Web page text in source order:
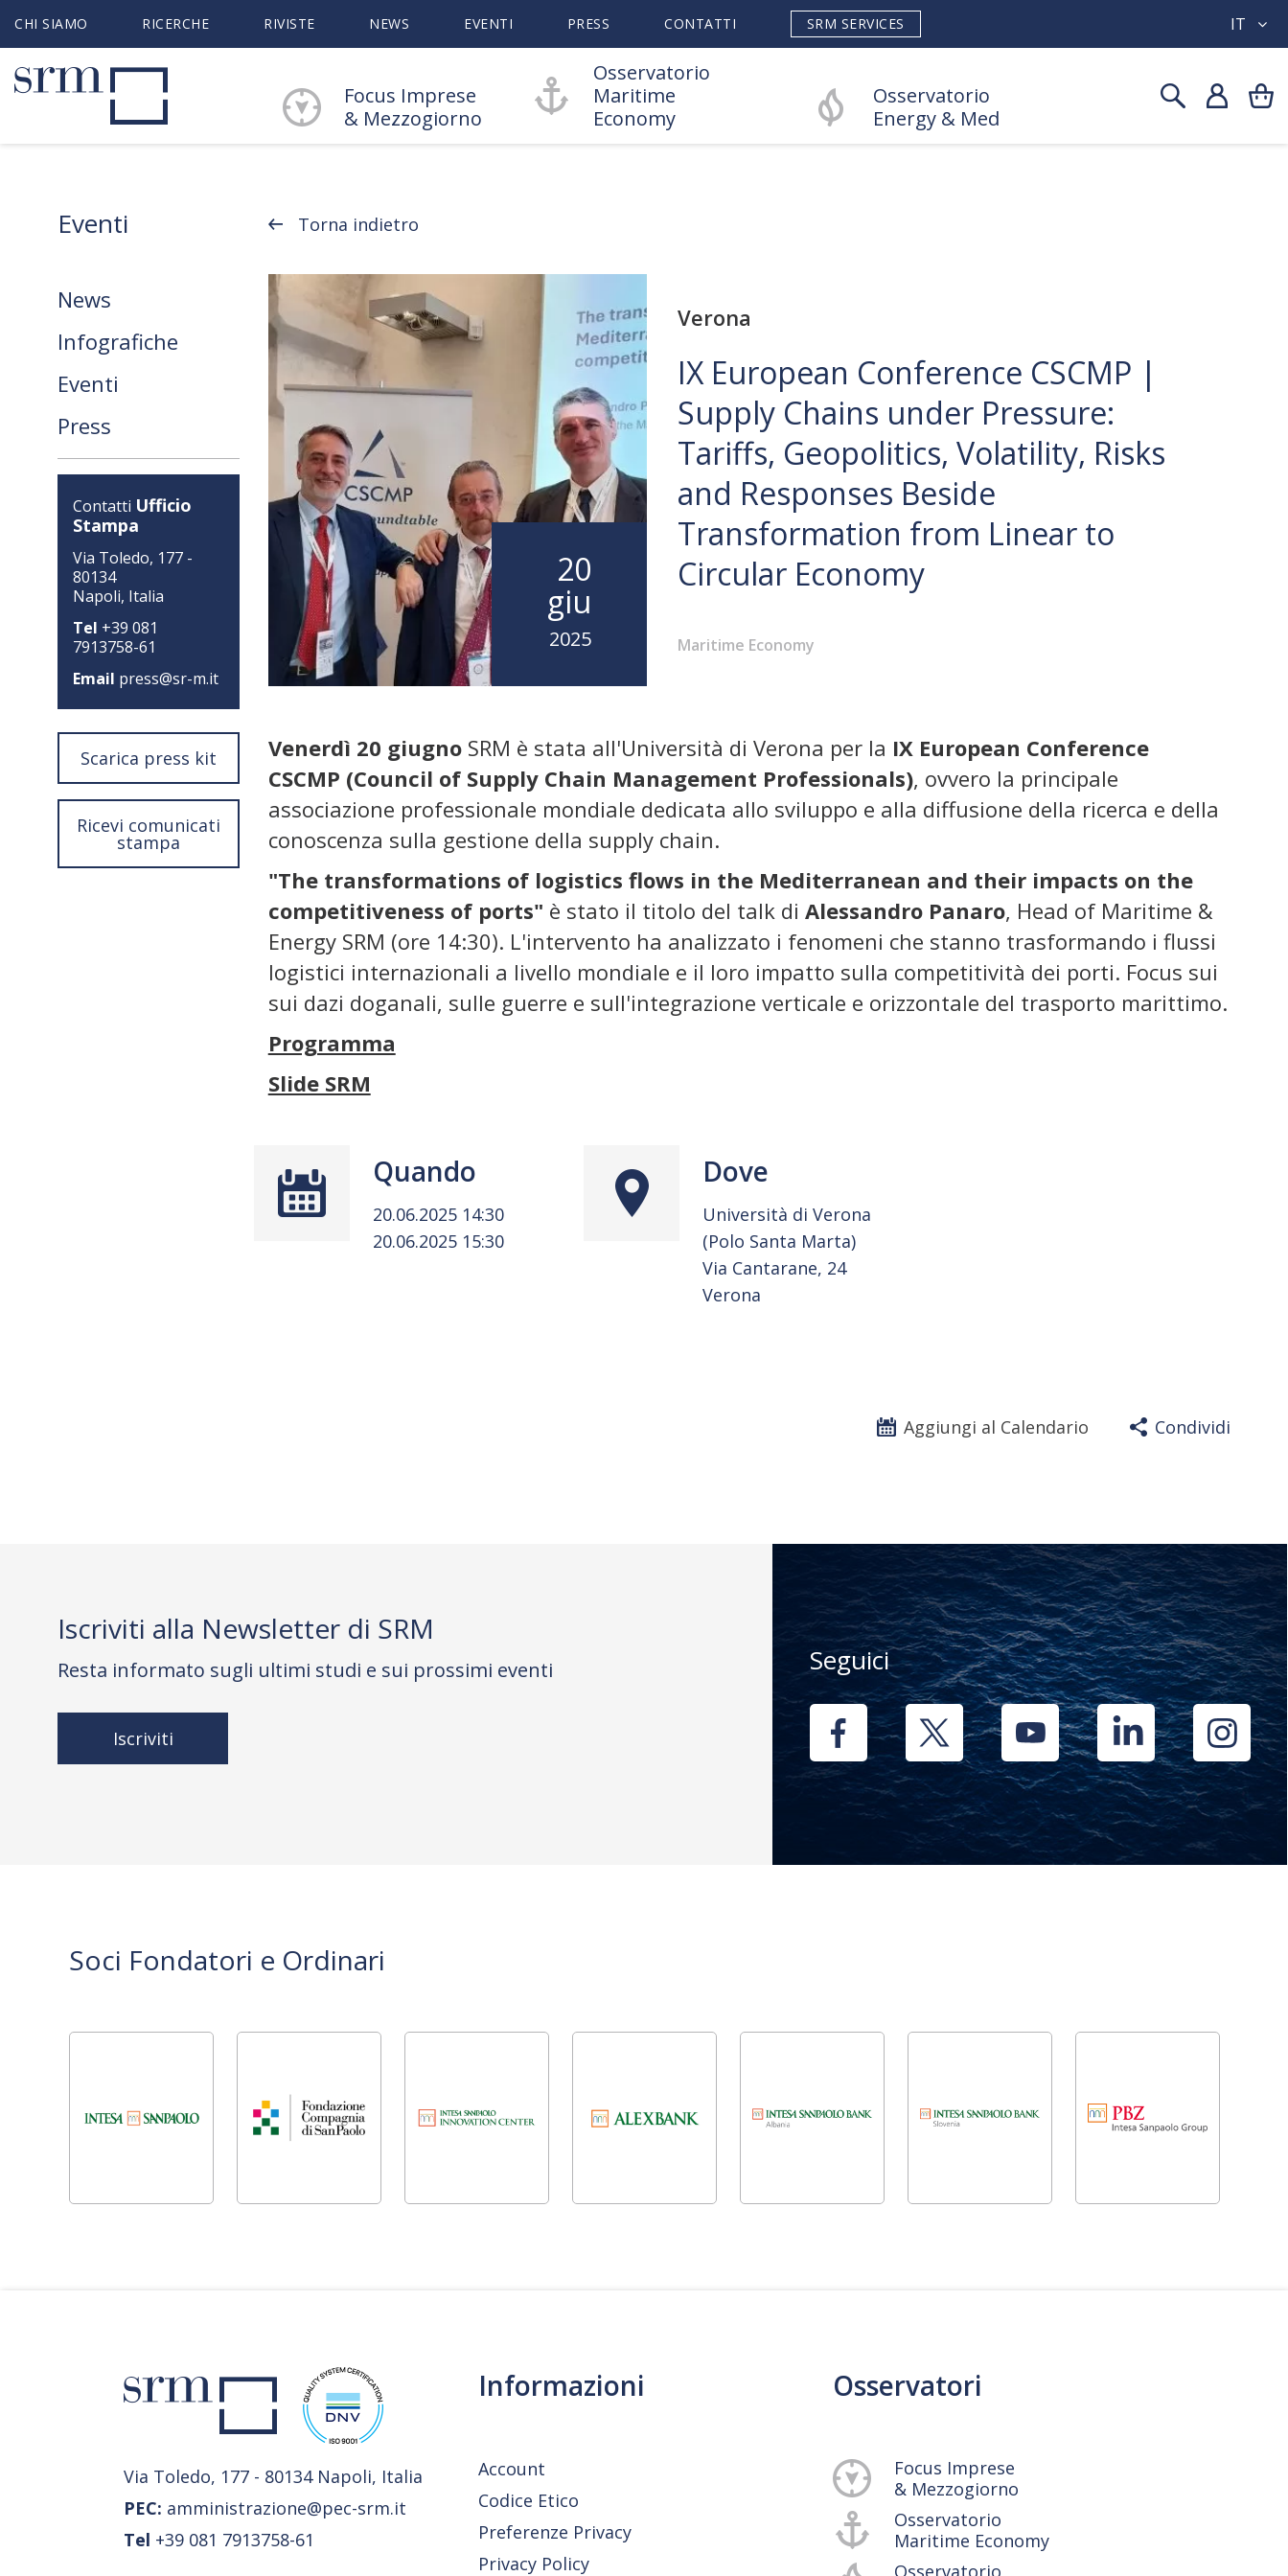
CHI SIAMO RICERCHE RIVISTE NEWS EVENTI PRESS CONTATTI SRM SERVICES IT
Focus Imprese
& Mezzogiorno
Osservatorio
Maritime
Economy
Osservatorio
Energy & Med
Eventi
News
Infografiche
Eventi
Press
Contatti Ufficio
Stampa
Via Toledo, 177 -
80134
Napoli, Italia
Tel +39 081
7913758-61
Email press@sr-m.it
Scarica press kit
Ricevi comunicati
stampa
Torna indietro
20
giu
2025
Verona
IX European Conference CSCMP |
Supply Chains under Pressure:
Tariffs, Geopolitics, Volatility, Risks
and Responses Beside
Transformation from Linear to
Circular Economy
Maritime Economy
Venerdì 20 giugno SRM è stata all'Università di Verona per la IX European Conference
CSCMP (Council of Supply Chain Management Professionals), ovvero la principale
associazione professionale mondiale dedicata allo sviluppo e alla diffusione della ricerca e della
conoscenza sulla gestione della supply chain.
"The transformations of logistics flows in the Mediterranean and their impacts on the
competitiveness of ports" è stato il titolo del talk di Alessandro Panaro, Head of Maritime &
Energy SRM (ore 14:30). L'intervento ha analizzato i fenomeni che stanno trasformando i flussi
logistici internazionali a livello mondiale e il loro impatto sulla competitività dei porti. Focus sui
sui dazi doganali, sulle guerre e sull'integrazione verticale e orizzontale del trasporto marittimo.
Programma
Slide SRM
Quando
20.06.2025 14:30
20.06.2025 15:30
Dove
Università di Verona
(Polo Santa Marta)
Via Cantarane, 24
Verona
Aggiungi al Calendario Condividi
Iscriviti alla Newsletter di SRM
Resta informato sugli ultimi studi e sui prossimi eventi
Iscriviti
Seguici
Soci Fondatori e Ordinari
Via Toledo, 177 - 80134 Napoli, Italia
PEC: amministrazione@pec-srm.it
Tel +39 081 7913758-61
Informazioni
Account
Codice Etico
Preferenze Privacy
Privacy Policy
Osservatori
Focus Imprese
& Mezzogiorno
Osservatorio
Maritime Economy
Osservatorio